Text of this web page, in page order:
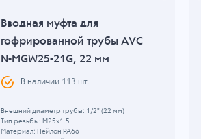
Вводная муфта для
гофрированной трубы AVC
N-MGW25-21G, 22 мм
В наличии 113 шт.
Внешний диаметр трубы: 1/2" (22 мм)
Тип резьбы: M25x1.5
Материал: Нейлон PA66